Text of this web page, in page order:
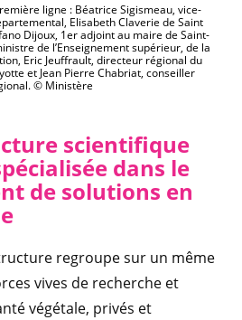
ligne : Béatrice Sigismeau, vice-
Elisabeth Claverie de Saint
Dijoux, 1er adjoint au maire de Saint-
de l’Enseignement supérieur, de la
Eric Jeuffrault, directeur régional du
et Jean Pierre Chabriat, conseiller
© Ministère
scientifique
dans le
de solutions en
regroupe sur un même
vives de recherche et
végétale, privés et